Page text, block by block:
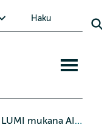
Haku
AI2:n OLMo-kielimallin kehittämisessä